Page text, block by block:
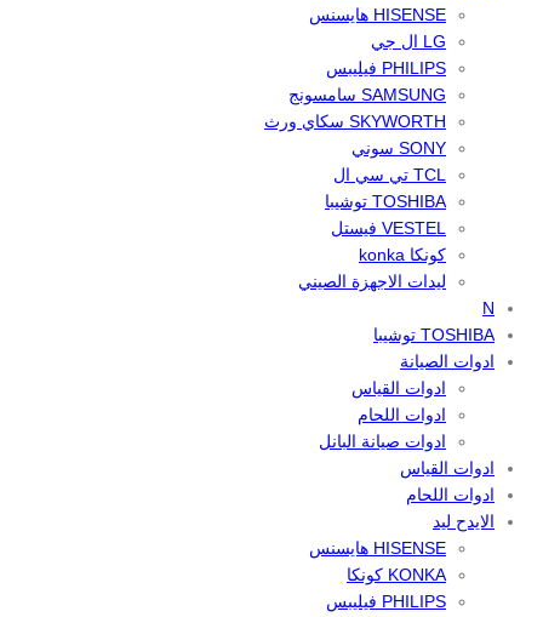
HISENSE هايسنس
LG ال جي
PHILIPS فيليبس
SAMSUNG سامسونج
SKYWORTH سكاي ورث
SONY سوني
TCL تي سي ال
TOSHIBA توشيبا
VESTEL فيستل
كونكا konka
ليدات الاجهزة الصيني
N
TOSHIBA توشيبا
ادوات الصيانة
ادوات القياس
ادوات اللحام
ادوات صيانة البانل
ادوات القياس
ادوات اللحام
الايدح ليد
HISENSE هايسنس
KONKA كونكا
PHILIPS فيليبس